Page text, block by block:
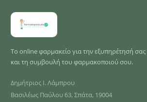
Το online φαρμακείο για την εξυπηρέτησή
και τη συμβουλή του φαρμακοποιού σου.
Δημήτριος Ι. Λάμπρου
Βασιλέως Παύλου 63, Σπάτα, 19004